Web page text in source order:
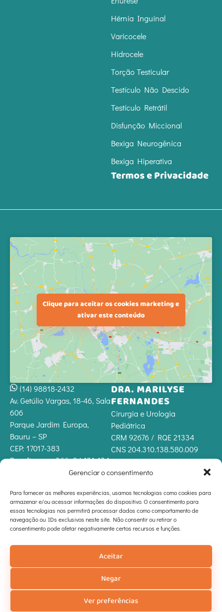
Gerenciar o consentimento
Para fornecer as melhores experiências, usamos tecnologias como cookies para
armazenar e/ou acessar informações do dispositivo. O consentimento para
essas tecnologias nos permitirá processar dados como comportamento de
navegação ou IDs exclusivos neste site. Não consentir ou retirar o
consentimento pode afetar negativamente certos recursos e funções.
Aceitar
Negar
Ver preferências
Hérnia Inguinal
Varicocele
Hidrocele
Torção Testicular
Testículo Não Descido
Testículo Retrátil
Disfunção Miccional
Bexiga Neurogênica
Bexiga Hiperativa
TermosePrivacidade
Clique para aceitar os cookies marketing e
ativar este conteúdo
(14) 98818-2432
Av. Getúlio Vargas, 18-46, Sala
606
Parque Jardim Europa,
Bauru – SP
CEP: 17017-383
Rua Itapeva, 366, CJ 131-134
Bela Vista, São Paulo – SP
Horário de funcionamento
Seg. a Sex: 08:00 às 12:00 |
14:00 às 19:00
Sábados: 08:00 às 13:00
DRA. MARILYSE
FERNANDES
Cirurgia e Urologia
Pediátrica
CRM 92676 / RQE 21334
CNS 204.310.138.580.009
realizar autodiagnóstico,
autotratamento ou automedicação. Em caso de dúvidas, consulte o seu médico.
© Dra. Marilyse Fernandes - Todos os direitos reservados